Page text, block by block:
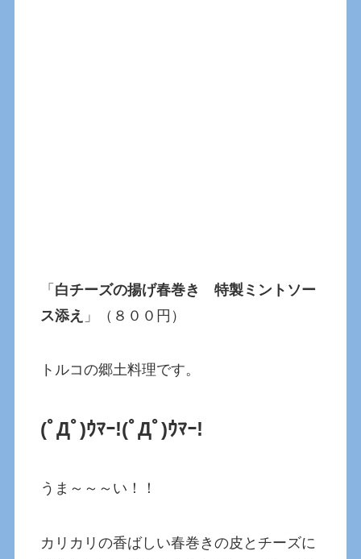
「 白チーズの揚げ春巻き 特製ミントソー
ス添え 」（８００円）
トルコの郷土料理です。
(ﾟДﾟ)ｳﾏｰ!(ﾟДﾟ)ｳﾏｰ!
うま～～～い！！
カリカリの香ばしい春巻きの皮とチーズに